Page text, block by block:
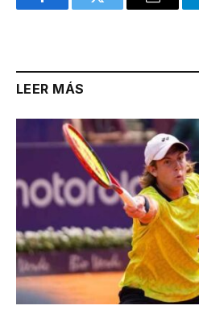
FacebookTwitter Email
LEER MÁS